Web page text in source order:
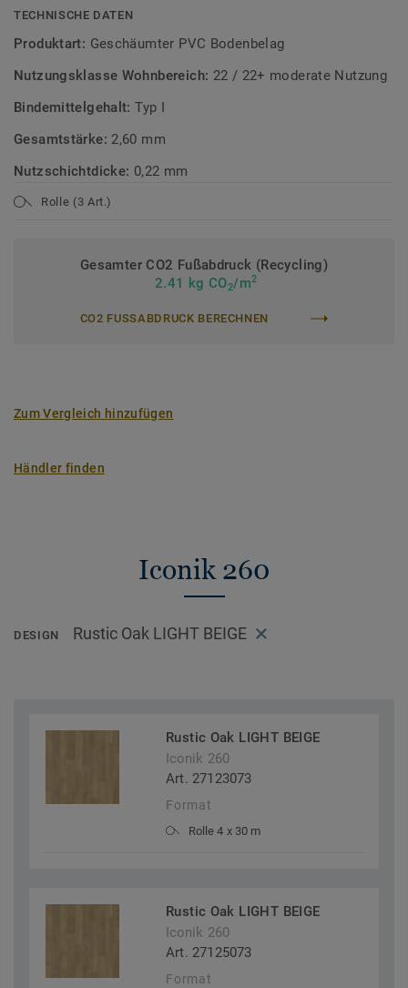
TECHNISCHE DATEN
Produktart: Geschäumter PVC Bodenbelag
Nutzungsklasse Wohnbereich: 22 / 22+ moderate Nutzung
Bindemittelgehalt:Typ I
Gesamtstärke: 2,60 mm
Nutzschichtdicke: 0,22 mm
Rolle (3 Art.)
Gesamter CO2 Fußabdruck (Recycling)
2.41 kg CO2/m2
CO2 FUSSABDRUCK BERECHNEN
Zum Vergleich hinzufügen
Händler finden
Iconik 260
DESIGN Rustic Oak LIGHT BEIGE
Rustic Oak LIGHT BEIGE
Iconik 260
Art. 27123073
Format
Rolle 4 x 30 m
Rustic Oak LIGHT BEIGE
Iconik 260
Art. 27125073
Format